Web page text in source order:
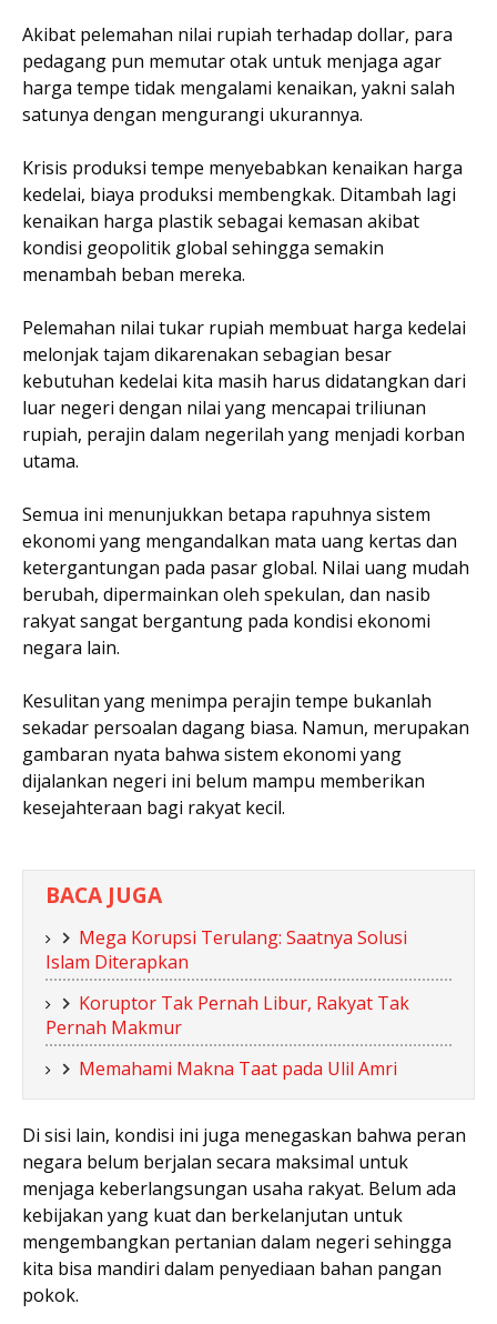
Akibat pelemahan nilai rupiah terhadap dollar, para
pedagang pun memutar otak untuk menjaga agar
harga tempe tidak mengalami kenaikan, yakni salah
satunya dengan mengurangi ukurannya.
Krisis produksi tempe menyebabkan kenaikan harga
kedelai, biaya produksi membengkak. Ditambah lagi
kenaikan harga plastik sebagai kemasan akibat
kondisi geopolitik global sehingga semakin
menambah beban mereka.
Pelemahan nilai tukar rupiah membuat harga kedelai
melonjak tajam dikarenakan sebagian besar
kebutuhan kedelai kita masih harus didatangkan dari
luar negeri dengan nilai yang mencapai triliunan
rupiah, perajin dalam negerilah yang menjadi korban
utama.
Semua ini menunjukkan betapa rapuhnya sistem
ekonomi yang mengandalkan mata uang kertas dan
ketergantungan pada pasar global. Nilai uang mudah
berubah, dipermainkan oleh spekulan, dan nasib
rakyat sangat bergantung pada kondisi ekonomi
negara lain.
Kesulitan yang menimpa perajin tempe bukanlah
sekadar persoalan dagang biasa. Namun, merupakan
gambaran nyata bahwa sistem ekonomi yang
dijalankan negeri ini belum mampu memberikan
kesejahteraan bagi rakyat kecil.
BACA JUGA
Mega Korupsi Terulang: Saatnya Solusi
Islam Diterapkan
Koruptor Tak Pernah Libur, Rakyat Tak
Pernah Makmur
Memahami Makna Taat pada Ulil Amri
Di sisi lain, kondisi ini juga menegaskan bahwa peran
negara belum berjalan secara maksimal untuk
menjaga keberlangsungan usaha rakyat. Belum ada
kebijakan yang kuat dan berkelanjutan untuk
mengembangkan pertanian dalam negeri sehingga
kita bisa mandiri dalam penyediaan bahan pangan
pokok.